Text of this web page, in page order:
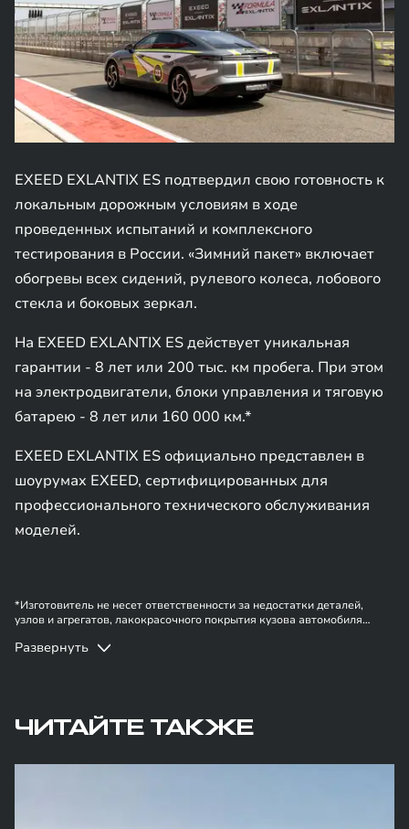
EXEED EXLANTIX ES подтвердил свою готовность к
локальным дорожным условиям в ходе
проведенных испытаний и комплексного
тестирования в России. «Зимний пакет» включает
обогревы всех сидений, рулевого колеса, лобового
стекла и боковых зеркал.
На EXEED EXLANTIX ES действует уникальная
гарантии - 8 лет или 200 тыс. км пробега. При этом
на электродвигатели, блоки управления и тяговую
батарею - 8 лет или 160 000 км.*
EXEED EXLANTIX ES официально представлен в
шоурумах EXEED, сертифицированных для
профессионального технического обслуживания
моделей.
*Изготовитель не несет ответственности за недостатки деталей,
узлов и агрегатов, лакокрасочного покрытия кузова автомобиля
эксплуатации, хранения или транспортировки автомобиля,
на данной странице, приоритет отдается сведениям, указанным в
сервисной книжке. Изготовитель оставляет за собой право внесения
уведомления.
Развернуть
ЧИТАЙТЕ ТАКЖЕ